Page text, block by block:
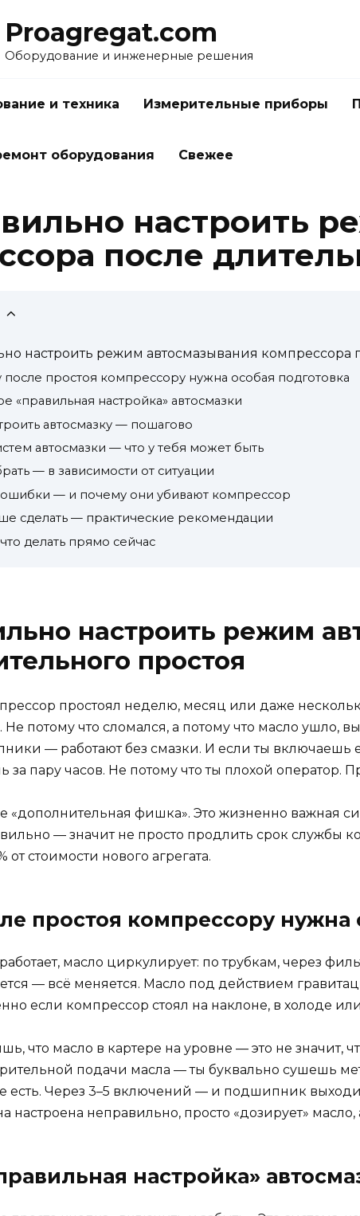
Proagregat.com
Оборудование и инженерные решения
и техника Измерительные приборы
оборудования Свежее
настроить
после
настроить режим автосмазывания компрессора
простоя компрессору нужна особая подготовка
«правильная настройка» автосмазки
автосмазку — пошагово
автосмазки — что у тебя может быть
— в зависимости от ситуации
— и почему они убивают компрессор
сделать — практические рекомендации
делать прямо сейчас
настроить режим
простоя
простоял неделю, месяц или даже
потому что сломался, а потому что масло ушло,
— работают без смазки. И если ты включаешь
за пару часов. Не потому что ты плохой оператор.
«дополнительная фишка». Это жизненно важная
— значит не просто продлить срок службы
от стоимости нового агрегата.
простоя компрессору нужна
масло циркулирует: по трубкам, через
— всё меняется. Масло под действием
если компрессор стоял на наклоне, в холоде
что масло в картере на уровне — это не значит,
подачи масла — ты буквально сушешь
Через 3–5 включений — и подшипник выходит
настроена неправильно, просто «дозирует» масло,
настройка»